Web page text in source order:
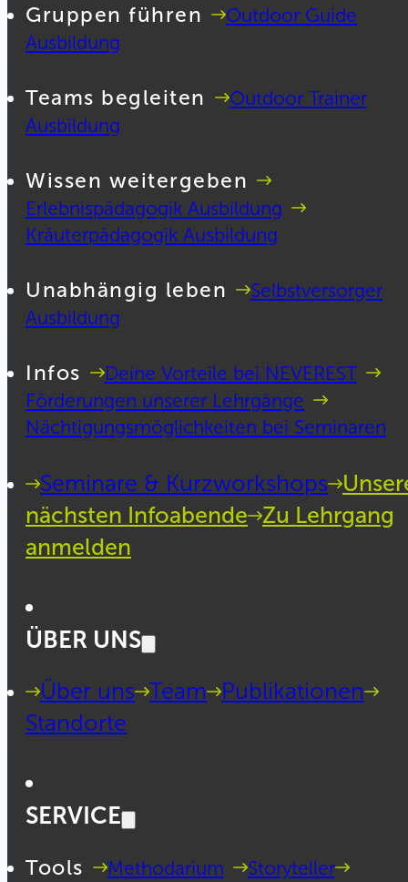
Gruppen führen
Outdoor Guide
Ausbildung
Teams begleiten
Outdoor Trainer
Ausbildung
Wissen weitergeben
Erlebnispädagogik Ausbildung
Kräuterpädagogik Ausbildung
Unabhängig leben
Selbstversorger
Ausbildung
Infos
Deine Vorteile bei NEVEREST
Förderungen unserer Lehrgänge
Nächtigungsmöglichkeiten bei Seminaren
Seminare & Kurzworkshops
nächsten Infoabende Zu Lehrgang
anmelden
ÜBER UNS
Über uns Team
Publikationen
Standorte
SERVICE
Tools Methodarium Storyteller